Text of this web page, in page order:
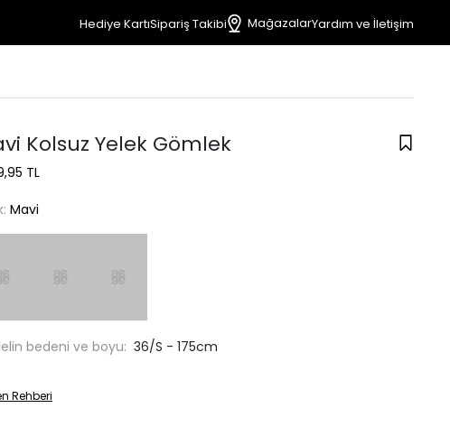
Hediye KartıSipariş Takibi MağazalarYardım ve İletişim
Kolsuz Yelek Gömlek
TL
Mavi
bedeni ve boyu: 36/S - 175cm
Rehberi